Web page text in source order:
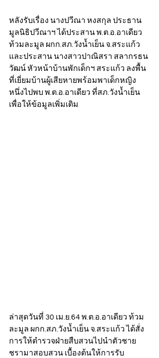
หลังรับเรื่อง นางปวีณา หงสกุล ประธาน
มูลนิธิปวีณาฯ ได้ประสาน พ.ต.อ.อาเดียว
ท้วมละมูล ผกก.สภ.วังน้ำเย็น จ.สระแก้ว
และประสาน นางสาวปาณิสรา สลากรธน
วัฒน์ หัวหน้าบ้านพักเด็กฯ สระแก้ว ลงพื้น
ที่เยี่ยมบ้านผู้เสียหายพร้อมพาเด็กหญิง
หนึ่งไปพบ พ.ต.อ.อาเดียว ที่สภ.วังน้ำเย็น
เพื่อให้ข้อมูลเพิ่มเติม
ล่าสุดวันที่ 30 เม.ย.64 พ.ต.อ.อาเดียว ท้วม
ละมูล ผกก.สภ.วังน้ำเย็น จ.สระแก้ว ได้สั่ง
การให้ตำรวจฝ่ายสืบสวนไปนำตัวชาย
ชรามาสอบสวน เบื้องต้นให้การรับ